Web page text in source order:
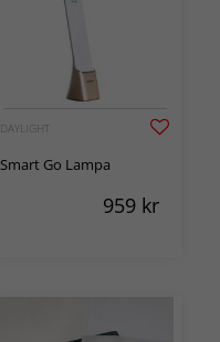
DAYLIGHT
Smart Go Lampa
959 kr